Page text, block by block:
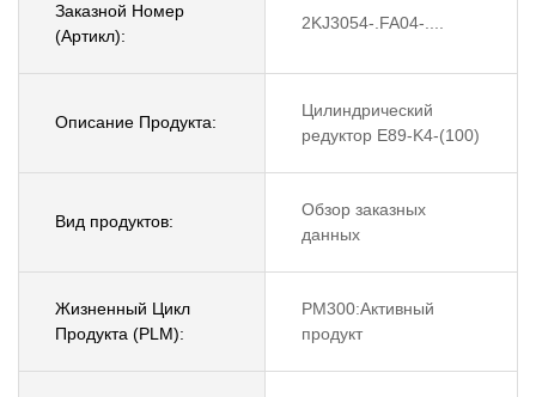
Заказной Номер
(Артикл):
2KJ3054-.FA04-....
Описание Продукта:
Цилиндрический
редуктор E89-K4-(100)
Вид продуктов:
Обзор заказных
данных
Жизненный Цикл
Продукта (PLM):
PM300:Активный
продукт